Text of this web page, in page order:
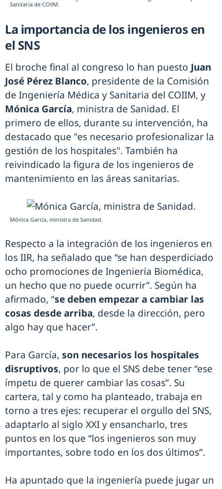
Sanitaria de COIIM.
La importancia de los ingenieros en
el SNS
El broche final al congreso lo han puesto Juan
José Pérez Blanco, presidente de la Comisión
de Ingeniería Médica y Sanitaria del COIIM, y
Mónica García, ministra de Sanidad. El
primero de ellos, durante su intervención, ha
destacado que "es necesario profesionalizar la
gestión de los hospitales". También ha
reivindicado la figura de los ingenieros de
mantenimiento en las áreas sanitarias.
Mónica García, ministra de Sanidad.
Respecto a la integración de los ingenieros en
los IIR, ha señalado que “se han desperdiciado
ocho promociones de Ingeniería Biomédica,
un hecho que no puede ocurrir”. Según ha
afirmado, “se deben empezar a cambiar las
cosas desde arriba, desde la dirección, pero
algo hay que hacer”.
Para García, son necesarios los hospitales
disruptivos, por lo que el SNS debe tener “ese
ímpetu de querer cambiar las cosas”. Su
cartera, tal y como ha planteado, trabaja en
torno a tres ejes: recuperar el orgullo del SNS,
adaptarlo al siglo XXI y ensancharlo, tres
puntos en los que “los ingenieros son muy
importantes, sobre todo en los dos últimos”.
Ha apuntado que la ingeniería puede jugar un